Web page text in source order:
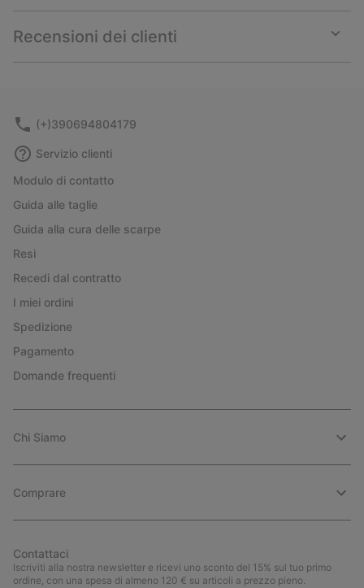
or
Recensioni dei clienti
or
(+)390694804179
Servizio clienti
Modulo di contatto
Guida alle taglie
Guida alla cura delle scarpe
Resi
Recedi dal contratto
I miei ordini
Spedizione
Pagamento
Domande frequenti
Chi Siamo
Comprare
Contattaci
Iscriviti alla nostra newsletter e ricevi uno sconto del 15% sul tuo primo
ordine, con una spesa di almeno 120 € su articoli a prezzo pieno.